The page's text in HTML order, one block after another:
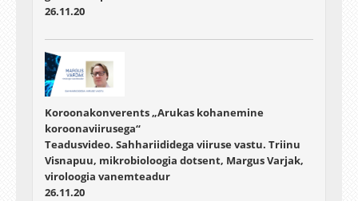
26.11.20
Koroonakonverents „Arukas kohanemine
koroonaviirusega“
Teadusvideo. Sahhariididega viiruse vastu. Triinu
Visnapuu, mikrobioloogia dotsent, Margus Varjak,
viroloogia vanemteadur
26.11.20